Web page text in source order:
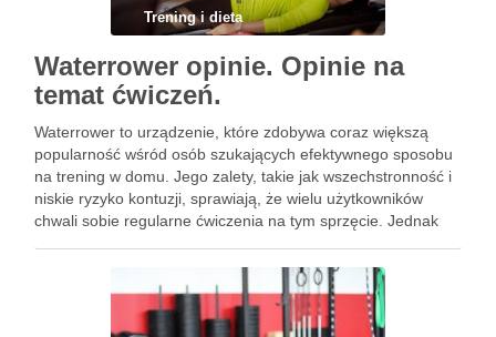
Trening i dieta
Waterrower opinie. Opinie na
temat ćwiczeń.
Waterrower to urządzenie, które zdobywa coraz większą
popularność wśród osób szukających efektywnego sposobu
na trening w domu. Jego zalety, takie jak wszechstronność i
niskie ryzyko kontuzji, sprawiają, że wielu użytkowników
chwali sobie regularne ćwiczenia na tym sprzęcie. Jednak
które warto rozważyć przed …